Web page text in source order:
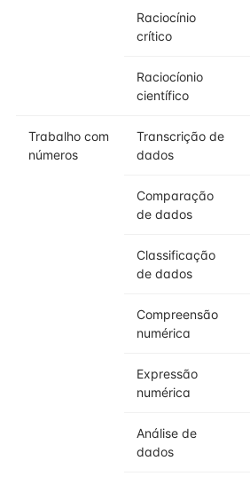
Raciocínio
crítico
Raciocíonio
científico
Trabalho com
números
Transcrição de
dados
Comparação
de dados
Classificação
de dados
Compreensão
numérica
Expressão
numérica
Análise de
dados